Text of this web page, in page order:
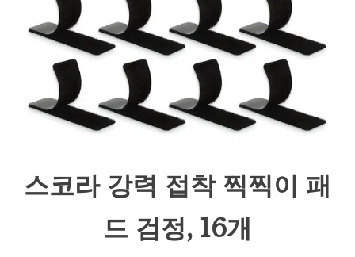
스코라 강력 접착 찍찍이 패
드 검정, 16개